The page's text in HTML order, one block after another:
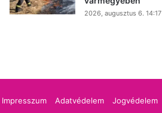
2026, augusztus 6. 14:17
Impresszum Adatvédelem Jogvédelem